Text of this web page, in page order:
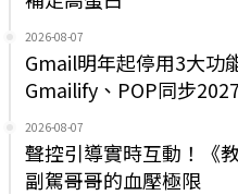
2026-08-07
Gmail明年起停用3大功
Gmailify、POP同步
2026-08-07
聲控引導實時互動！《
副駕哥哥的血壓極限